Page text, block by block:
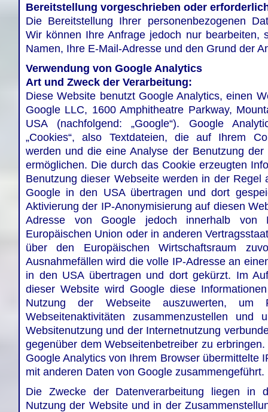
Bereitstellung vorgeschrieben oder
Die Bereitstellung Ihrer personenbezogenen
Wir können Ihre Anfrage jedoch nur bearbeiten,
Namen, Ihre E-Mail-Adresse und den Grund der
Verwendung von Google Analytics
Art und Zweck der Verarbeitung:
Diese Website benutzt Google Analytics, einen
Google LLC, 1600 Amphitheatre Parkway,
USA (nachfolgend: „Google“). Google
„Cookies“, also Textdateien, die auf Ihrem
werden und die eine Analyse der Benutzung
ermöglichen. Die durch das Cookie erzeugten
Benutzung dieser Webseite werden in der Regel
Google in den USA übertragen und dort
Aktivierung der IP-Anonymisierung auf diesen
Adresse von Google jedoch innerhalb von
Europäischen Union oder in anderen
über den Europäischen Wirtschaftsraum
Ausnahmefällen wird die volle IP-Adresse an
in den USA übertragen und dort gekürzt. Im
dieser Website wird Google diese
Nutzung der Webseite auszuwerten, um
Webseitenaktivitäten zusammenzustellen
Websitenutzung und der Internetnutzung
gegenüber dem Webseitenbetreiber zu
Google Analytics von Ihrem Browser übermittelte
mit anderen Daten von Google zusammengeführt.
Die Zwecke der Datenverarbeitung liegen in
Nutzung der Website und in der